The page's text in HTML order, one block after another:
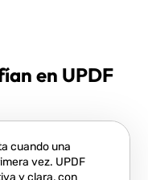
en UPDF
cuando una
vez. UPDF
y clara, con